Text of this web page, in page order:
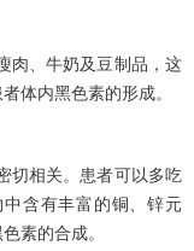
、牛奶及豆制品，这
体内黑色素的形成。
相关。患者可以多吃
含有丰富的铜、锌元
素的合成。